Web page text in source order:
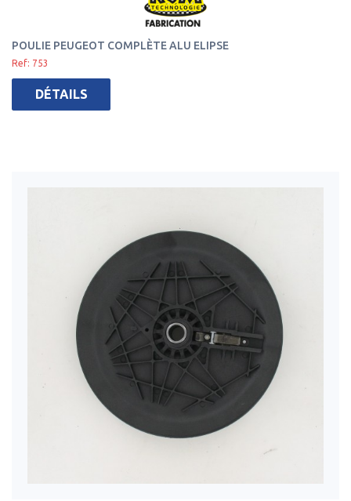
POULIE PEUGEOT COMPLÈTE ALU ELIPSE
Ref: 753
DÉTAILS